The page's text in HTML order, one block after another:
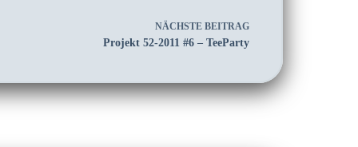
NÄCHSTEBEITRAG
Projekt 52-2011 #6 – TeeParty